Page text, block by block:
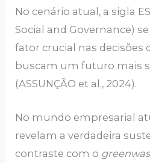
No cenário atual, a sigla
Social and Governance)
fator crucial nas decisões
buscam um futuro mais
(ASSUNÇÃO et al., 2024).
No mundo empresarial
revelam a verdadeira
contraste com o